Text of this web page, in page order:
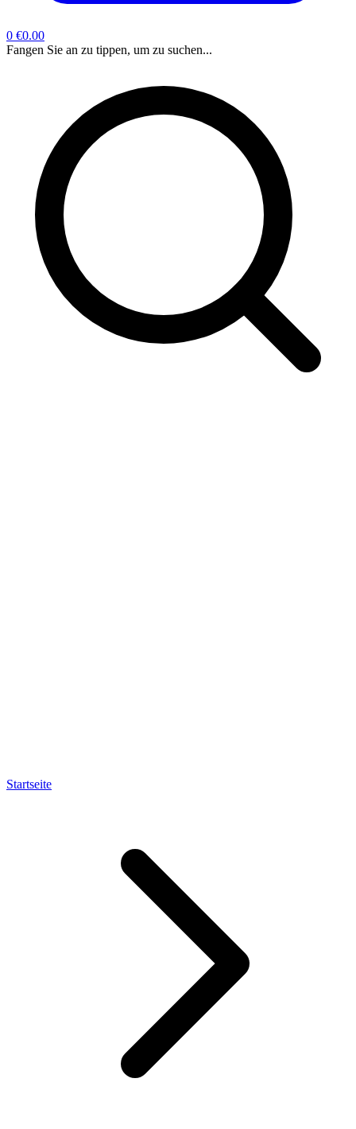
0 €0.00
Fangen Sie an zu tippen, um zu suchen...
Startseite